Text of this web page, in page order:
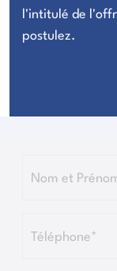
l'intitulé de
postulez.
Nom et
Téléphone*